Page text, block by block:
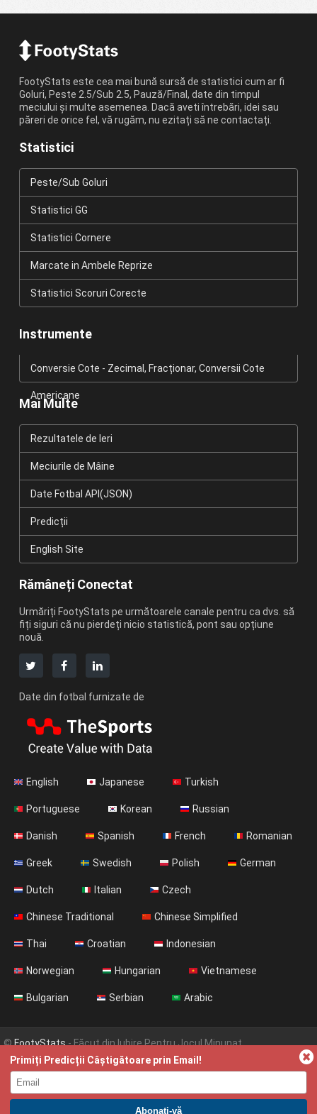
FootyStats este cea mai bună sursă de statistici cum ar fi
Goluri, Peste 2.5/Sub 2.5, Pauză/Final, date din timpul
meciului și multe asemenea. Dacă aveti întrebări, idei sau
păreri de orice fel, vă rugăm, nu ezitați să ne contactați.
Statistici
Peste/Sub Goluri
Statistici GG
Statistici Cornere
Marcate in Ambele Reprize
Statistici Scoruri Corecte
Instrumente
Conversie Cote - Zecimal, Fracționar, Conversii Cote
Americane
Mai Multe
Rezultatele de Ieri
Meciurile de Mâine
Date Fotbal API(JSON)
Predicții
English Site
Rămâneți Conectat
Urmăriți FootyStats pe următoarele canale pentru ca dvs. să
fiți siguri că nu pierdeți nicio statistică, pont sau opțiune
nouă.
Date din fotbal furnizate de
English Japanese Turkish
Portuguese Korean Russian
Danish Spanish French Romanian
Greek Swedish Polish German
Dutch Italian Czech
Chinese Traditional Chinese Simplified
Thai Croatian Indonesian
Norwegian Hungarian Vietnamese
Bulgarian Serbian Arabic
©FootyStats- Făcut din Iubire Pentru Jocul Minunat
Contactați-ne
Despre Ajutor Politica de Confidențialitate
Terms & Conditions (English)
News (English)
Primiți Predicții Câștigătoare prin Email!